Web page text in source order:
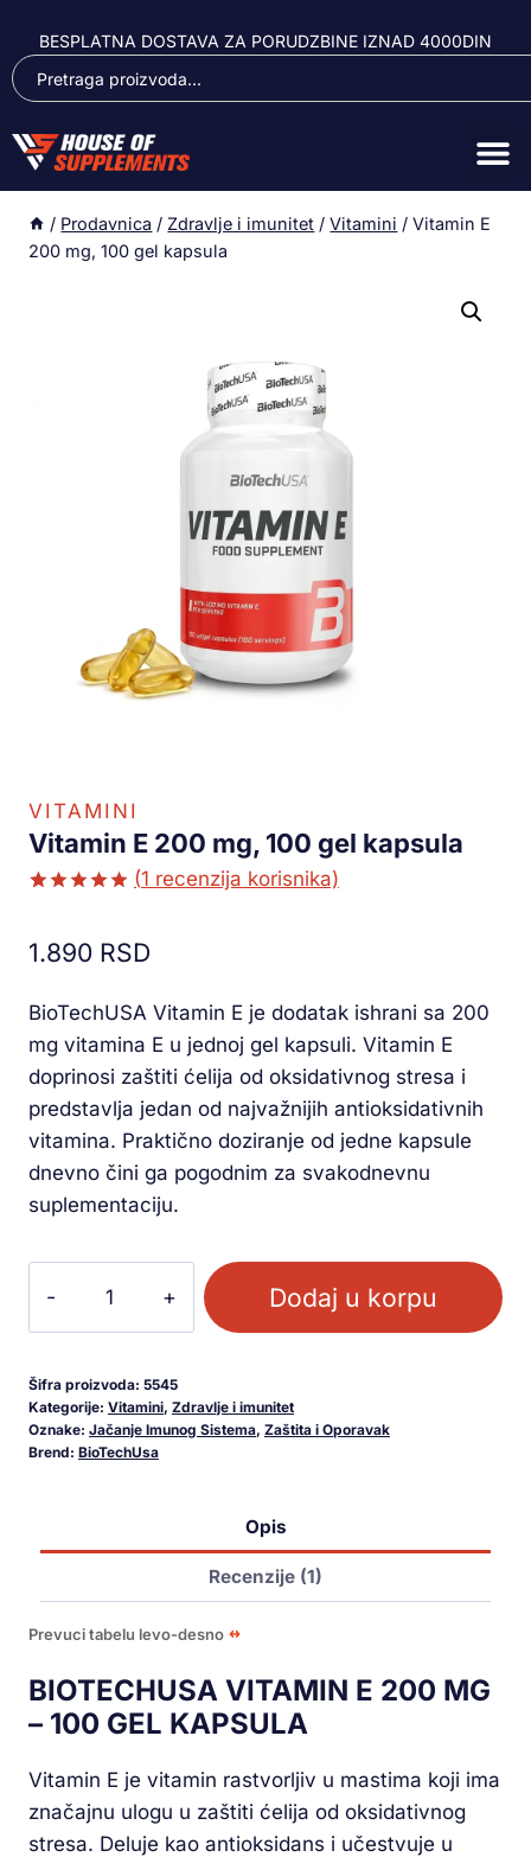
BESPLATNA DOSTAVA ZA PORUDZBINE IZNAD 4000DIN
/ Prodavnica / Zdravlje i imunitet / Vitamini / Vitamin E
200 mg, 100 gel kapsula
VITAMINI
Vitamin E 200 mg, 100 gel kapsula
na osnovu
ocene
(1 recenzija korisnika)
1.890 RSD
BioTechUSA Vitamin E je dodatak ishrani sa 200
mg vitamina E u jednoj gel kapsuli. Vitamin E
doprinosi zaštiti ćelija od oksidativnog stresa i
predstavlja jedan od najvažnijih antioksidativnih
vitamina. Praktično doziranje od jedne kapsule
dnevno čini ga pogodnim za svakodnevnu
suplementaciju.
Dodaj u korpu
Šifra proizvoda: 5545
Kategorije: Vitamini, Zdravlje i imunitet
Oznake: Jačanje Imunog Sistema, Zaštita i Oporavak
Brend: BioTechUsa
Opis
Recenzije (1)
Prevuci tabelu levo-desno
BIOTECHUSA VITAMIN E 200 MG
– 100 GEL KAPSULA
Vitamin E je vitamin rastvorljiv u mastima koji ima
značajnu ulogu u zaštiti ćelija od oksidativnog
stresa. Deluje kao antioksidans i učestvuje u